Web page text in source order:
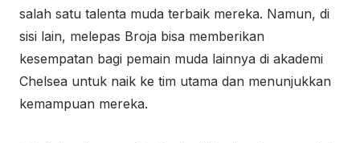
salah satu talenta muda terbaik mereka. Namun, di
sisi lain, melepas Broja bisa memberikan
kesempatan bagi pemain muda lainnya di akademi
Chelsea untuk naik ke tim utama dan menunjukkan
kemampuan mereka.